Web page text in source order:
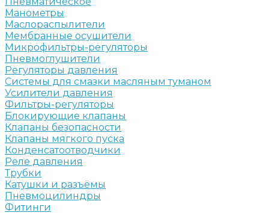
Манометры
Маслораспылители
Мембранные осушители
Микрофильтры-регуляторы
Пневмоглушители
Регуляторы давления
Системы для смазки масляным туманом
Усилители давления
Фильтры-регуляторы
Блокирующие клапаны
Клапаны безопасности
Клапаны мягкого пуска
Конденсатоотводчики
Реле давления
Трубки
Катушки и разъёмы
Пневмоцилиндры
Фитинги